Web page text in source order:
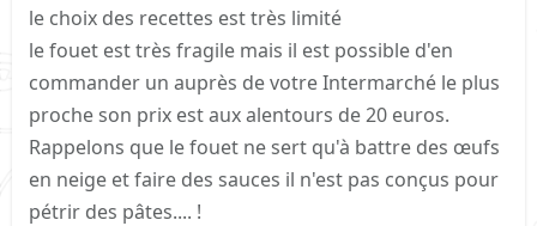
le choix des recettes est très limité
le fouet est très fragile mais il est possible d'en
commander un auprès de votre Intermarché le plus
proche son prix est aux alentours de 20 euros.
Rappelons que le fouet ne sert qu'à battre des œufs
en neige et faire des sauces il n'est pas conçus pour
pétrir des pâtes.... !